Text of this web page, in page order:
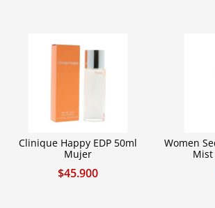
Clinique Happy EDP 50ml
Mujer
$45.900
Women